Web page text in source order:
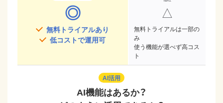
◎
無料トライアルあり
低コストで運用可
△
無料トライアルは一部の
み
使う機能が選べず高コス
ト
AI活用
AI機能はあるか？